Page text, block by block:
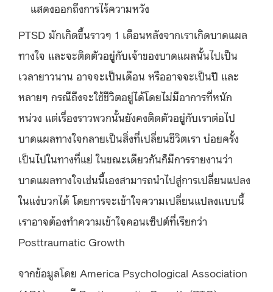
แสดงออกถึงการไร้ความหวัง
PTSD มักเกิดขึ้นราวๆ 1 เดือนหลังจากเราเกิดบาดแผล
ทางใจ และจะติดตัวอยู่กับเจ้าของบาดแผลนั้นไปเป็น
เวลายาวนาน อาจจะเป็นเดือน หรืออาจจะเป็นปี และ
หลายๆ กรณีถึงจะใช้ชีวิตอยู่ได้โดยไม่มีอาการที่หนัก
หน่วง แต่เรื่องราวพวกนั้นยังคงติดตัวอยู่กับเราต่อไป
บาดแผลทางใจกลายเป็นสิ่งที่เปลี่ยนชีวิตเรา บ่อยครั้ง
เป็นไปในทางที่แย่ ในขณะเดียวกันก็มีการรายงานว่า
บาดแผลทางใจเช่นนี้เองสามารถนำไปสู่การเปลี่ยนแปลง
ในแง่บวกได้ โดยการจะเข้าใจความเปลี่ยนแปลงแบบนี้
เราอาจต้องทำความเข้าใจคอนเซ็ปต์ที่เรียกว่า
Posttraumatic Growth
จากข้อมูลโดย America Psychological Association